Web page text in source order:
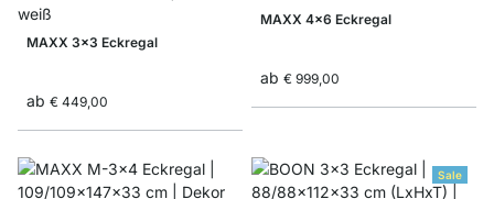
MAXX 3x3 Eckregal
ab € 449,00
MAXX 4x6 Eckregal
ab € 999,00
Sale